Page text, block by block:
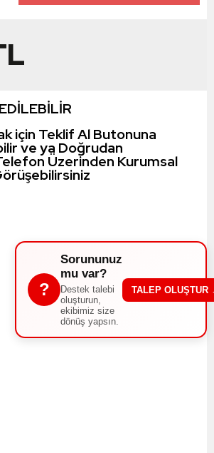
için Teklif Al Butonuna
ve ya Doğrudan
Üzerinden Kurumsal
?
Sorununuz
mu var?
Destek talebi
oluşturun,
ekibimiz size
dönüş yapsın.
TALEP OLUŞTUR